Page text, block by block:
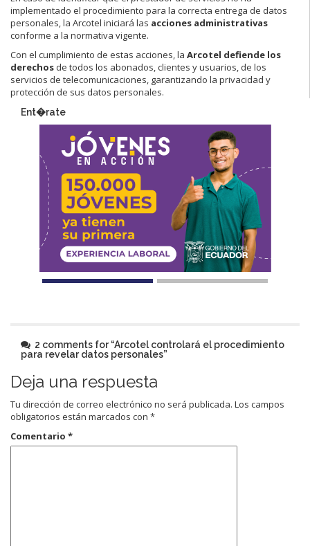
implementado el procedimiento para la correcta entrega de datos
personales, la Arcotel iniciará las acciones administrativas
conforme a la normativa vigente.
Con el cumplimiento de estas acciones, la Arcotel defiende los
derechos de todos los abonados, clientes y usuarios, de los
servicios de telecomunicaciones, garantizando la privacidad y
protección de sus datos personales.
Ent�rate
2 comments for “Arcotel controlará el procedimiento
para revelar datos personales”
Deja una respuesta
Tu dirección de correo electrónico no será publicada. Los campos
obligatorios están marcados con *
Comentario *